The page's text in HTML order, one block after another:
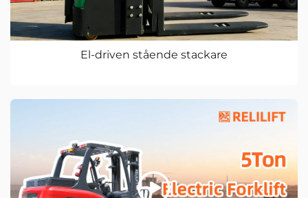
El-driven stående stackare